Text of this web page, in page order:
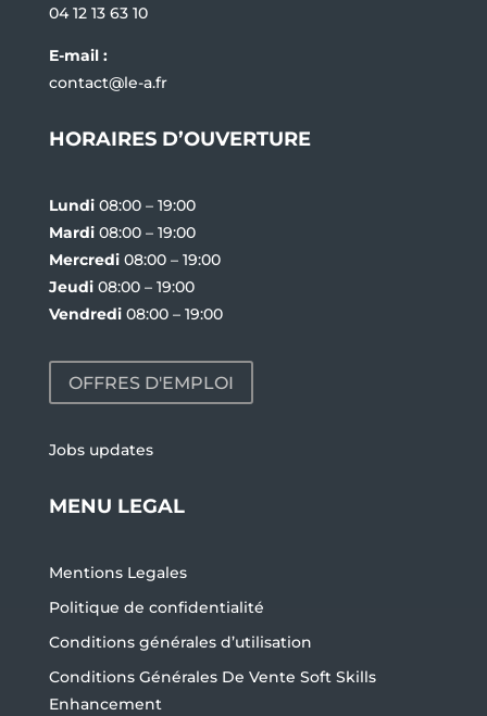
04 12 13 63 10
E-mail :
contact@le-a.fr
HORAIRES D’OUVERTURE
Lundi08:00 – 19:00
Mardi08:00 – 19:00
Mercredi08:00 – 19:00
Jeudi08:00 – 19:00
Vendredi08:00 – 19:00
OFFRES D'EMPLOI
Jobs updates
MENU LEGAL
Mentions Legales
Politique de confidentialité
Conditions générales d’utilisation
Conditions Générales De Vente Soft Skills
Enhancement